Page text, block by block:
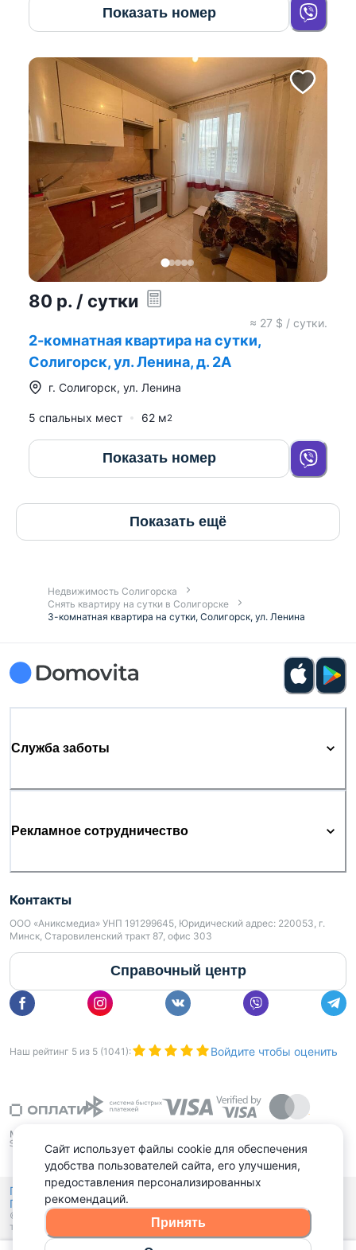
Показать номер
80 р. / сутки
≈ 27 $ / сутки.
2-комнатная квартира на сутки,
Солигорск, ул. Ленина, д. 2А
г. Солигорск, ул. Ленина
5 спальных мест 62 м2
Показать номер
Показать ещё
Недвижимость Солигорска
Снять квартиру на сутки в Солигорске
3-комнатная квартира на сутки, Солигорск, ул. Ленина
Служба заботы
Рекламное сотрудничество
Контакты
ООО «Аниксмедиа» УНП 191299645, Юридический адрес: 220053, г.
Минск, Старовиленский тракт 87, офис 303
Справочный центр
Наш рейтинг 5 из 5 (1041 ): Войдите чтобы оценить
Политика конфиденциальности,
Политика обработки файлов куки
© 2015 - 2026, Domovita.by. Копирование материалов допускается
только при наличии активной ссылки.
Сайт использует файлы cookie для обеспечения
удобства пользователей сайта, его улучшения,
предоставления персонализированных
рекомендаций.
Принять